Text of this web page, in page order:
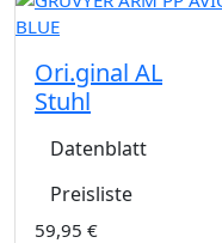
Ori.ginal AL
Stuhl
Datenblatt
Preisliste
59,95 €